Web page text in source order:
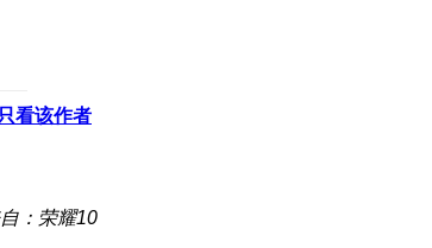
只看该作者
：荣耀10